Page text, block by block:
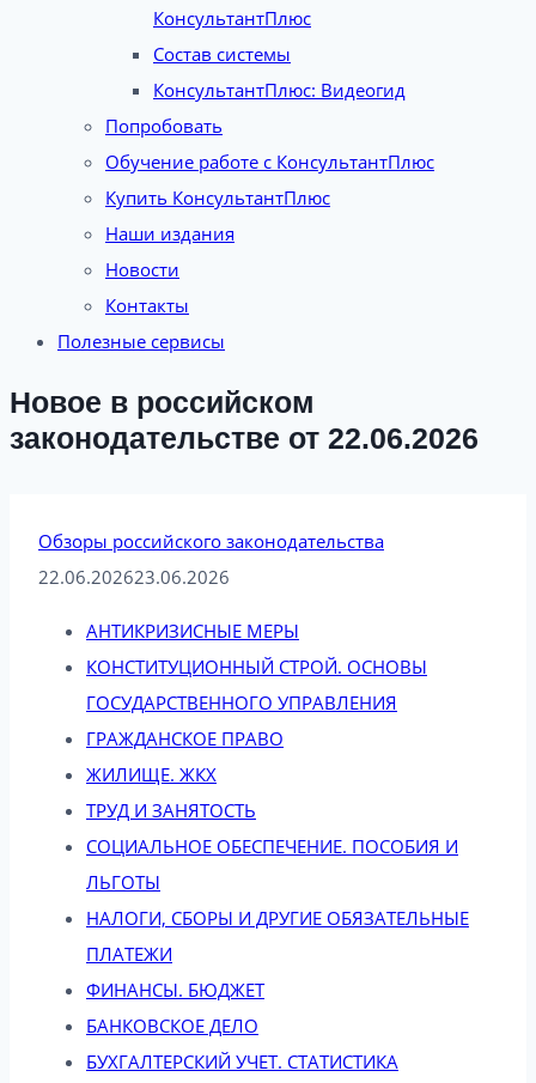
КонсультантПлюс
Состав системы
КонсультантПлюс: Видеогид
Попробовать
Обучение работе с КонсультантПлюс
Купить КонсультантПлюс
Наши издания
Новости
Контакты
Полезные сервисы
Новое в российском
законодательстве от 22.06.2026
Обзоры российского законодательства
22.06.202623.06.2026
АНТИКРИЗИСНЫЕ МЕРЫ
КОНСТИТУЦИОННЫЙ СТРОЙ. ОСНОВЫ
ГОСУДАРСТВЕННОГО УПРАВЛЕНИЯ
ГРАЖДАНСКОЕ ПРАВО
ЖИЛИЩЕ. ЖКХ
ТРУД И ЗАНЯТОСТЬ
СОЦИАЛЬНОЕ ОБЕСПЕЧЕНИЕ. ПОСОБИЯ И
ЛЬГОТЫ
НАЛОГИ, СБОРЫ И ДРУГИЕ ОБЯЗАТЕЛЬНЫЕ
ПЛАТЕЖИ
ФИНАНСЫ. БЮДЖЕТ
БАНКОВСКОЕ ДЕЛО
БУХГАЛТЕРСКИЙ УЧЕТ. СТАТИСТИКА